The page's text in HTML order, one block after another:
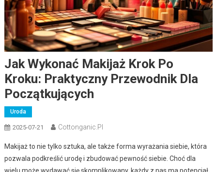
Jak Wykonać Makijaż Krok Po
Kroku: Praktyczny Przewodnik Dla
Początkujących
Uroda
2025-07-21 Cottonganic.pl
Makijaż to nie tylko sztuka, ale także forma wyrażania siebie, która
pozwala podkreślić urodę i zbudować pewność siebie. Choć dla